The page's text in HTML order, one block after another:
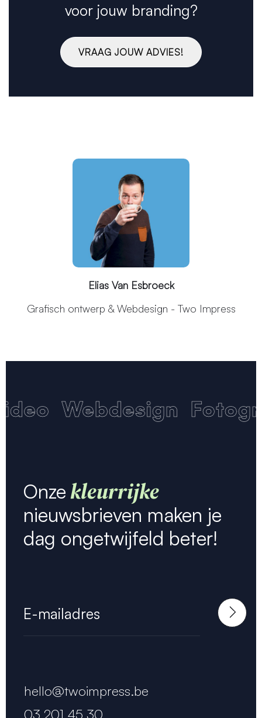
voor jouw branding?
VRAAG JOUW ADVIES!
Elias Van Esbroeck
Grafisch ontwerp & Webdesign - Two Impress
Webdesign
hello@twoimpress.be
03 201 45 30
Onzekleurrijke
nieuwsbrieven maken je
dag ongetwijfeld beter!